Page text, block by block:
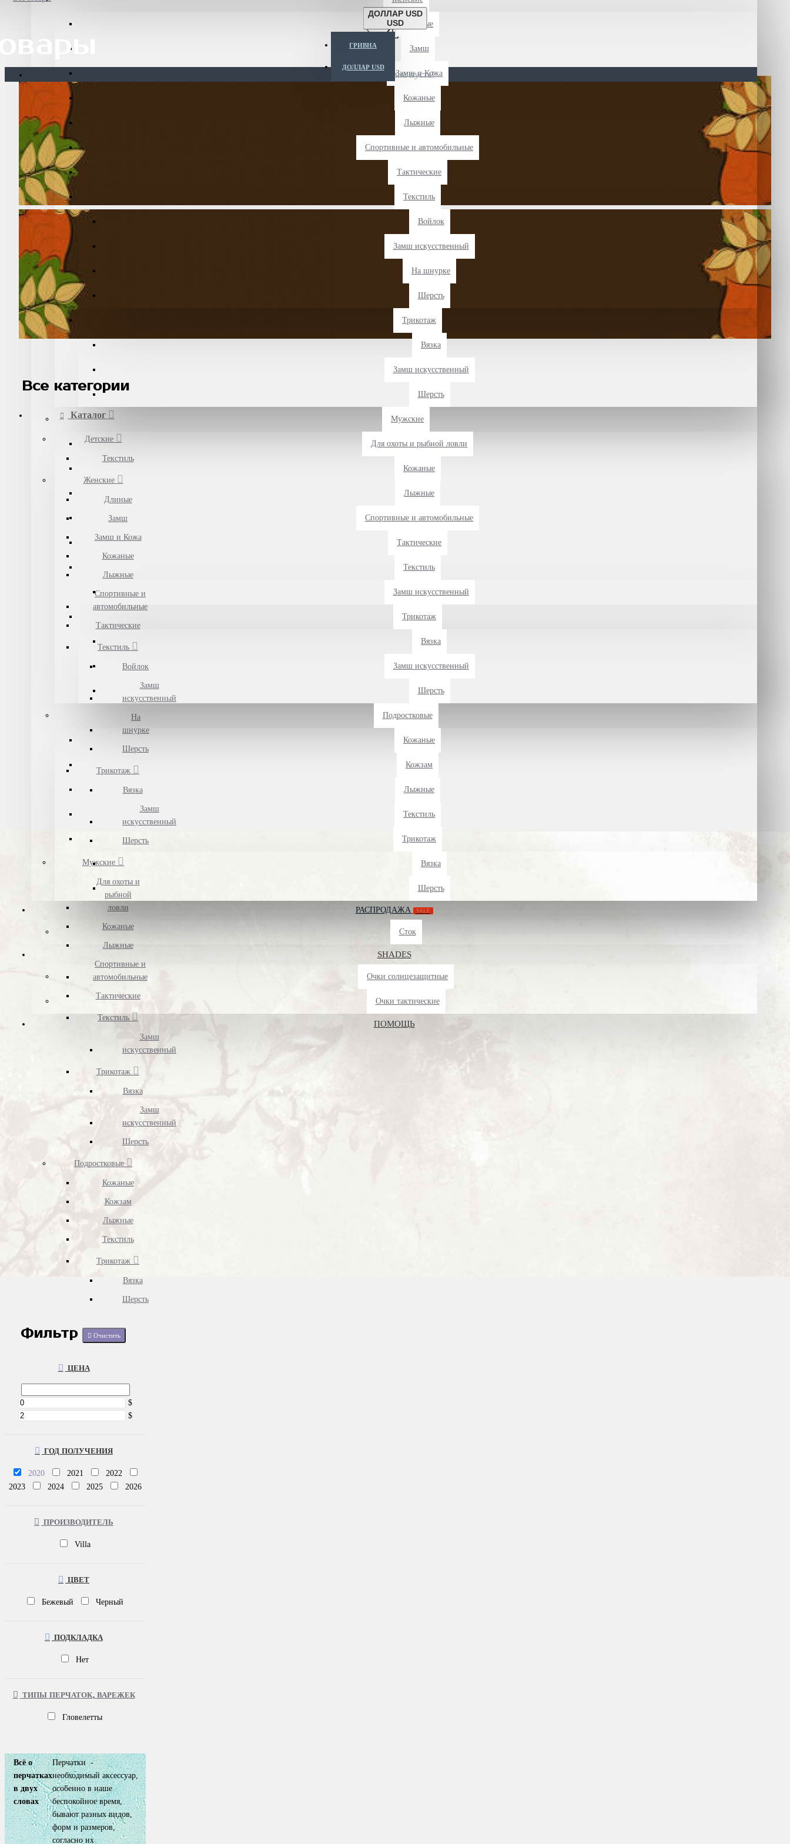
ДОЛЛАР USD
USD
ГРИВНА
ДОЛЛАР USD
Длиные
Замш
Замш и Кожа
Кожаные
Лыжные
Спортивные и автомобильные
Тактические
Текстиль
Войлок
Замш искусственный
На шнурке
Шерсть
Трикотаж
Вязка
Замш искусственный
Шерсть
Мужские
Для охоты и рыбной ловли
Кожаные
Лыжные
Спортивные и автомобильные
Тактические
Текстиль
Замш искусственный
Трикотаж
Вязка
Замш искусственный
Шерсть
Подростковые
Кожаные
Кожзам
Лыжные
Текстиль
Трикотаж
Вязка
Шерсть
РАСПРОДАЖА SALE
Сток
SHADES
Очки солнцезащитные
Очки тактические
ПОМОЩЬ
Ваша корзина пуста!
Все категории
Каталог
Детские
Текстиль
Женские
Длиные
Замш
Замш и Кожа
Кожаные
Лыжные
Спортивные и
автомобильные
Тактические
Текстиль
Войлок
Замш
искусственный
На
шнурке
Шерсть
Трикотаж
Вязка
Замш
искусственный
Шерсть
Мужские
Для охоты и
рыбной
ловли
Кожаные
Лыжные
Спортивные и
автомобильные
Тактические
Текстиль
Замш
искусственный
Трикотаж
Вязка
Замш
искусственный
Шерсть
Подростковые
Кожаные
Кожзам
Лыжные
Текстиль
Трикотаж
Вязка
Шерсть
Фильтр Очистить
ЦЕНА
$
$
ГОД ПОЛУЧЕНИЯ
2020 2021
2022
2023
2024 2025 2026
ПРОИЗВОДИТЕЛЬ
Villa
ЦВЕТ
Бежевый Черный
ПОДКЛАДКА
Нет
ТИПЫ ПЕРЧАТОК, ВАРЕЖЕК
Гловелетты
Всё о
перчатках
в двух
словах
Перчатки -
необходимый аксессуар,
особенно в наше
беспокойное время,
бывают разных видов,
форм и размеров,
согласно их